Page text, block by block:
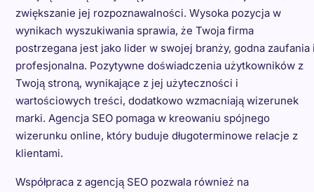
zwiększanie jej rozpoznawalności. Wysoka pozycja w
wynikach wyszukiwania sprawia, że Twoja firma
postrzegana jest jako lider w swojej branży, godna zaufania
profesjonalna. Pozytywne doświadczenia użytkowników z
Twoją stroną, wynikające z jej użyteczności i
wartościowych treści, dodatkowo wzmacniają wizerunek
marki. Agencja SEO pomaga w kreowaniu spójnego
wizerunku online, który buduje długoterminowe relacje z
klientami.
Współpraca z agencją SEO pozwala również na